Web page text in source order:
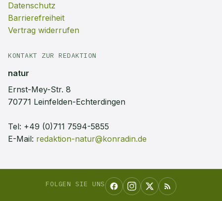
Datenschutz
Barrierefreiheit
Vertrag widerrufen
KONTAKT ZUR REDAKTION
natur
Ernst-Mey-Str. 8
70771 Leinfelden-Echterdingen
Tel: +49 (0)711 7594-5855
E-Mail: redaktion-natur@konradin.de
FOLGEN SIE UNS